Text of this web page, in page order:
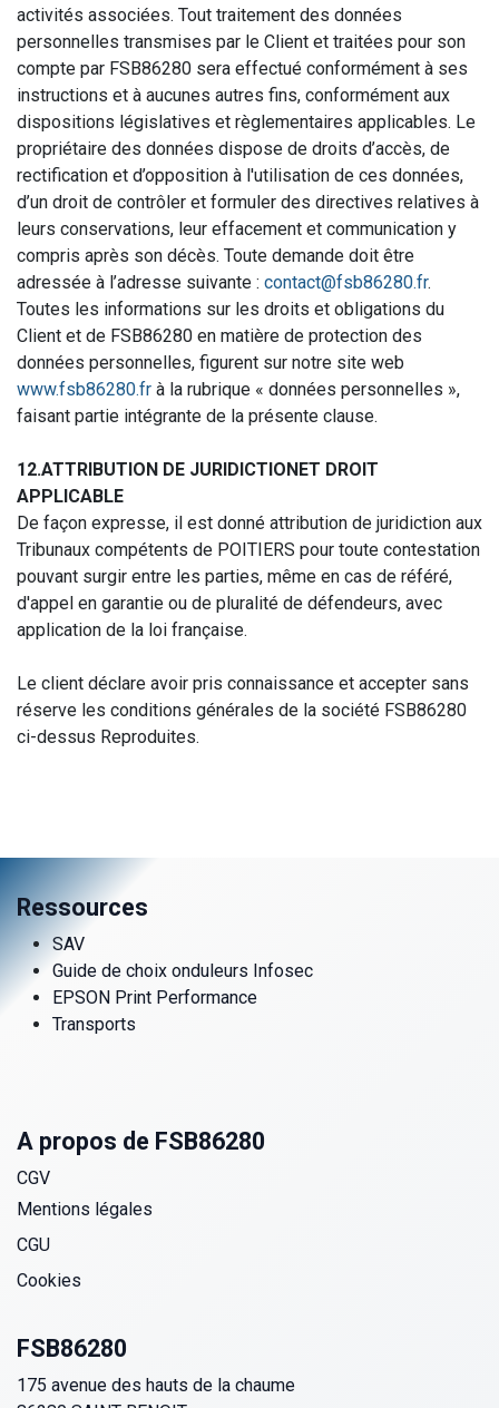
activités associées. Tout traitement des données
personnelles transmises par le Client et traitées pour son
compte par FSB86280 sera effectué conformément à ses
instructions et à aucunes autres fins, conformément aux
dispositions législatives et règlementaires applicables. Le
propriétaire des données dispose de droits d’accès, de
rectification et d’opposition à l'utilisation de ces données,
d’un droit de contrôler et formuler des directives relatives à
leurs conservations, leur effacement et communication y
compris après son décès. Toute demande doit être
adressée à l’adresse suivante : contact@fsb86280.fr.
Toutes les informations sur les droits et obligations du
Client et de FSB86280 en matière de protection des
données personnelles, figurent sur notre site web
www.fsb86280.fr à la rubrique « données personnelles »,
faisant partie intégrante de la présente clause.
12.ATTRIBUTION DE JURIDICTIONET DROIT
APPLICABLE
De façon expresse, il est donné attribution de juridiction aux
Tribunaux compétents de POITIERS pour toute contestation
pouvant surgir entre les parties, même en cas de référé,
d'appel en garantie ou de pluralité de défendeurs, avec
application de la loi française.
Le client déclare avoir pris connaissance et accepter sans
réserve les conditions générales de la société FSB86280
ci-dessus Reproduites.
Ressources
SAV
Guide de choix onduleurs Infosec
EPSON Print Performance
Transports
A propos de FSB86280
CGV
Mentions légales
CGU
Cookies
FSB86280
175 avenue des hauts de la chaume